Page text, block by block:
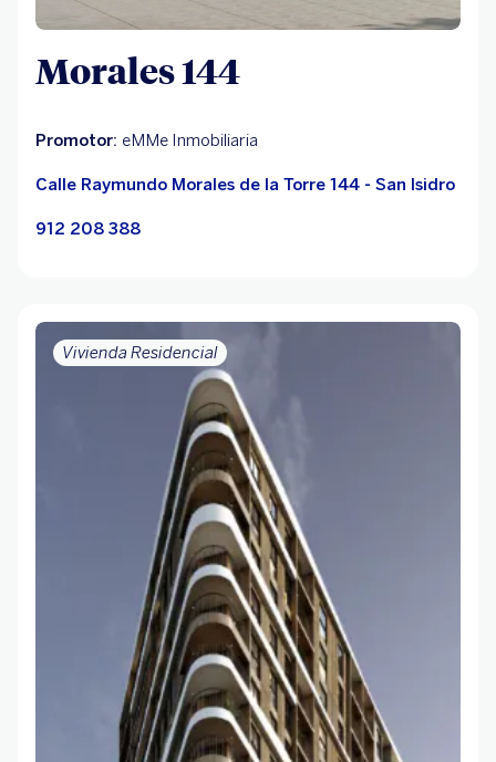
Morales 144
Promotor: eMMe Inmobiliaria
Calle Raymundo Morales de la Torre 144 - San Isidro
912 208 388
Vivienda Residencial